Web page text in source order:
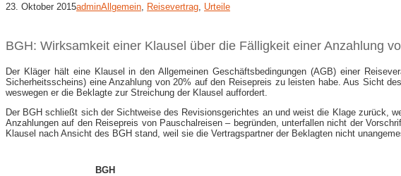
23. Oktober 2015adminAllgemein Reisevertrag Urteile
BGH: Wirksamkeit einer Klausel über die Fälligkeit einer Anzahlung
Der Kläger hält eine Klausel in den Allgemeinen Geschäftsbedingungen (AGB) einer
Sicherheitsscheins) eine Anzahlung von 20% auf den Reisepreis zu leisten habe. Aus Sicht
weswegen er die Beklagte zur Streichung der Klausel auffordert.
Der BGH schließt sich der Sichtweise des Revisionsgerichtes an und weist die Klage zurück,
Anzahlungen auf den Reisepreis von Pauschalreisen – begründen, unterfallen nicht der
Klausel nach Ansicht des BGH stand, weil sie die Vertragspartner der Beklagten nicht
BGH